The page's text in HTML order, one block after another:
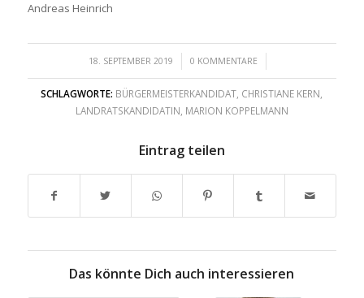
Andreas Heinrich
18. SEPTEMBER 2019
/ 0 KOMMENTARE
/
SCHLAGWORTE: BÜRGERMEISTERKANDIDAT, CHRISTIANE KERN,
LANDRATSKANDIDATIN, MARION KOPPELMANN
Eintrag teilen
Das könnte Dich auch interessieren